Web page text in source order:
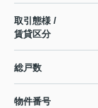
取引態様 /
賃貸区分
総戸数
物件番号